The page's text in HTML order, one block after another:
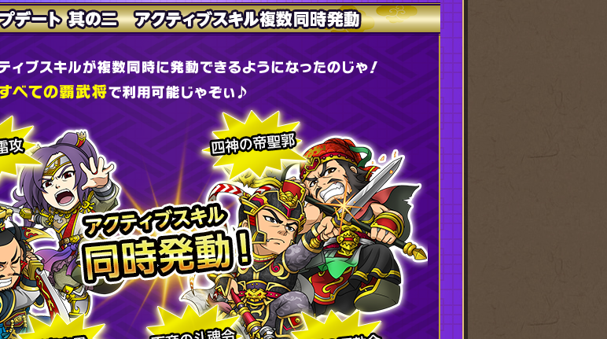
デート 其の二 アクティブスキル複数同時発動